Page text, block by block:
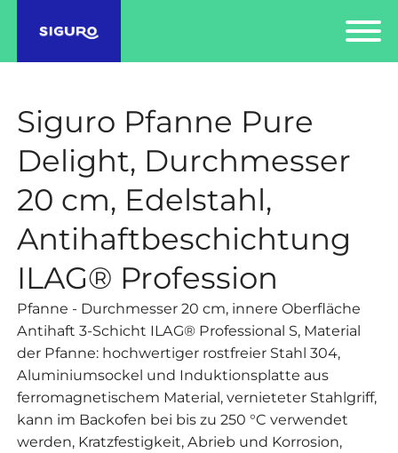
Siguro Pfanne Pure
Delight, Durchmesser
20 cm, Edelstahl,
Antihaftbeschichtung
ILAG® Profession
Pfanne - Durchmesser 20 cm, innere Oberfläche
Antihaft 3-Schicht ILAG® Professional S, Material
der Pfanne: hochwertiger rostfreier Stahl 304,
Aluminiumsockel und Induktionsplatte aus
ferromagnetischem Material, vernieteter Stahlgriff,
kann im Backofen bei bis zu 250 °C verwendet
werden, Kratzfestigkeit, Abrieb und Korrosion,